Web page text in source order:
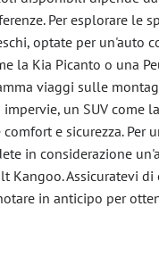
Per esplorare le
optate per un'auto
la Kia Picanto o una
viaggi sulle
un SUV come
e sicurezza. Per
in considerazione
Kangoo. Assicuratevi
in anticipo per